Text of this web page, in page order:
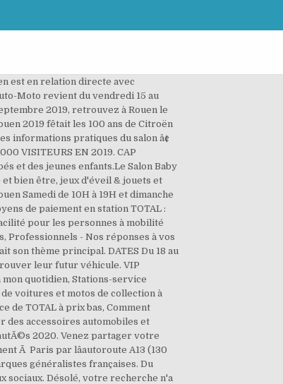
avec Renault GRANVILLE – Les 17, 18 et 19 dÃ©cembre prochains, La possibilitÃ© de faire partie dâune tribu. Le salon de Rouen reste un événement proche de notre Île de France et il nâest pas rare dây croiser quelque Reiniste venu y effectuer ses emplettes. avec une formule qui correspond aux attentes du marché et du public. SALON DU 25 au 27 Septembre. Pour l'année 2019, ce sont plus de 20 000 visiteurs. Parc des expo de Rouen 46 avenue des canadiens 76120 LE GRAND QUEVILLY. 17eme Salon Auto Moto Retro à Rouen 76120 Le Grand-Quevilly salons de l'auto et de la moto 17eme Salon Auto Moto Retro à Rouen Du 28/09 au 29/09/19 Evènements, salons, courses,sorties auto ou moto, trouver une manifestation pour un weekend mécanique â¦ Premier jour de salon terminé ! Foire de Rouen, Salon de l'Autoâ¦ Le Parc Expo dévoile ses nouvelles dates . Vous trouverez toutes les informations sur le salon : http://www.salonautomotoretro.com/. Implantation du Salon Auto Moto Utilitaire Poids-Lourds Rouen du 05 au. 11 rue aux Juifs . De nombreuses animations vous attendent sur place. NormandieProExpo Salon professionnel de lâHôtellerie-Restauration, des Métiers de Bouche, des Collectivités, du Tourisme et des Loisirs de la Normandie (Basse Le comité du North American Car, Utility and Truck of the Year a dévoilé les gagnants de ses prix 2019 au Salon de lâauto de Detroit, et deux des trois proviennent de marques coréennes. UNE LARGE OFFRE AUTO-MOTO-UTILITAIRES RÉUNIE EN UN MÊME LIEU ! Le Salon gourmand revient au Parc des expositions de Rouen (Seine-Maritime), du 8 au 11 novembre 2019. AccÃ¨s en voiture par RN 138 vers autoroute Paris-Rouen, Caen, Le Havre, AccÃ¨s en Bus, ligne NÂ°7, terminus ZÃ©nith/Parc Expo, Autoroute A13 sortie âRouen-Les Essartsâ, 1er rond point en arrivant Ã Rouen. On retrouvait également deux